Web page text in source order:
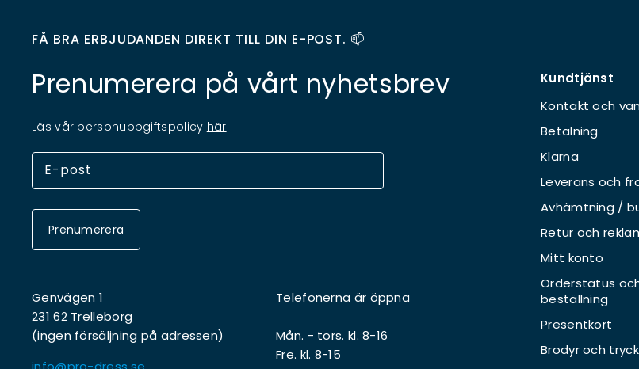
FÅ BRA ERBJUDANDEN DIREKT TILL DIN E-POST. 📫
Prenumerera på vårt nyhetsbrev
Läs vår personuppgiftspolicy här
Prenumerera
Genvägen 1
231 62 Trelleborg
(ingen försäljning på adressen)
Telefonerna är öppna
Mån. - tors. kl. 8-16
Fre. kl. 8-15
Kundtjänst
Kontakt och
Betalning
Klarna
Leverans och
Avhämtning /
Retur och
Mitt konto
Orderstatus
beställning
Presentkort
Brodyr och tryck